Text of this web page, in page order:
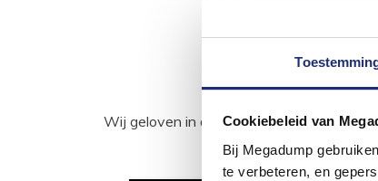
Cookiebeleid van
Bij Megadump
te verbeteren, en
Wij geloven in de kracht van delen. Deel